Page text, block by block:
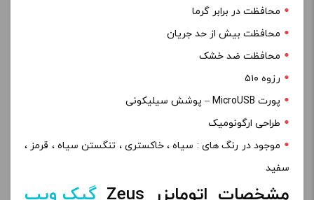
محافظت در برابر گرما
محافظت بیش از حد جریان
محافظت ضد خشک
رزوه ۵۱۰
پورت MicroUSB – پوشش سیلیکونی
طراحی ارگونومیک
موجود در رنگ های : سیاه ، خاکستری ، تنگستن سیاه ، قرمز ،
سفید
مشخصات اتومایزر Zeus
گیک ویپ